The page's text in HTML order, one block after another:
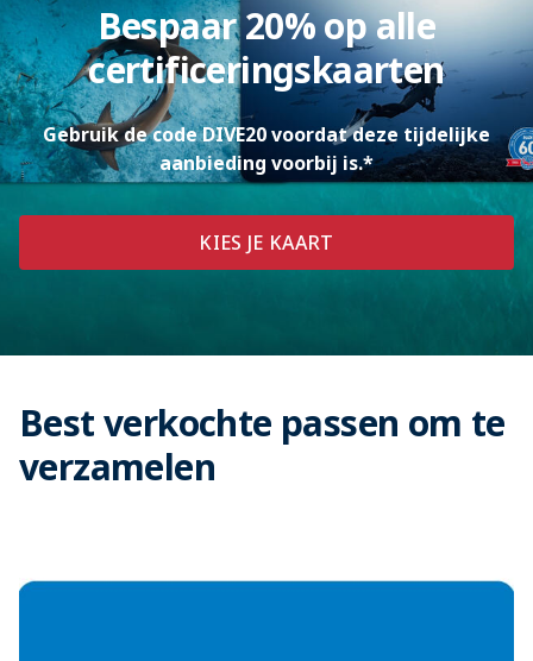
Bespaar 20% op alle
certificeringskaarten
Gebruik de code DIVE20 voordat deze tijdelijke
aanbieding voorbij is.*
KIES JE KAART
Best verkochte passen om te
verzamelen